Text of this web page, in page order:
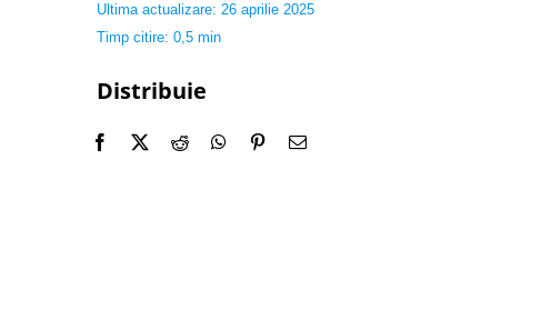
Ultima actualizare: 26 aprilie 2025
Timp citire: 0,5 min
Distribuie